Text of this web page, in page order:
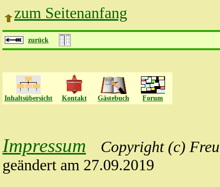
zum Seitenanfang
zurück
Inhaltsübersicht Kontakt Gästebuch Forum
Impressum Copyright(c)
geändert am 27.09.2019